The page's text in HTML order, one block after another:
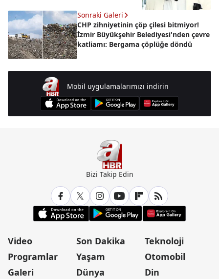
Sonraki Galeri
CHP zihniyetinin çöp çilesi bitmiyor!
İzmir Büyükşehir Belediyesi'nden çevre
katliamı: Bergama çöplüğe döndü
Mobil uygulamalarımızı indirin
Bizi Takip Edin
Video
Programlar
Galeri
Son Dakika
Yaşam
Dünya
Teknoloji
Otomobil
Din